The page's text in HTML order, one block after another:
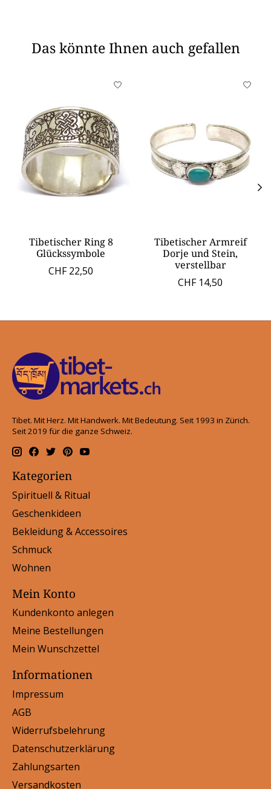
Das könnte Ihnen auch gefallen
Produkt-Karussell-Artikel
Tibetischer Ring 8
Glückssymbole
CHF 22,50
Tibetischer Armreif
Dorje und Stein,
verstellbar
CHF 14,50
Tibet. Mit Herz. Mit Handwerk. Mit Bedeutung. Seit 1993 in Zürich.
Seit 2019 für die ganze Schweiz.
Kategorien
Spirituell & Ritual
Geschenkideen
Bekleidung & Accessoires
Schmuck
Wohnen
Mein Konto
Kundenkonto anlegen
Meine Bestellungen
Mein Wunschzettel
Informationen
Impressum
AGB
Widerrufsbelehrung
Datenschutzerklärung
Zahlungsarten
Versandkosten